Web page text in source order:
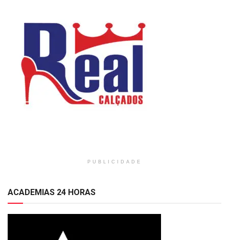
PUBLICIDADE
ACADEMIAS 24 HORAS